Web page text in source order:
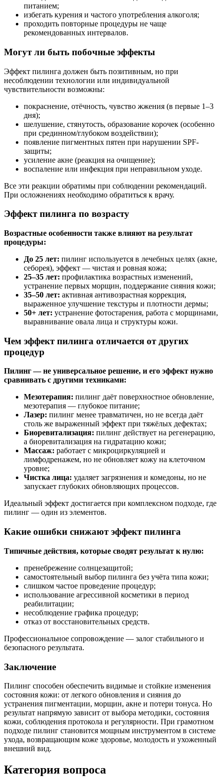
питанием;
избегать курения и частого употребления алкоголя;
проходить повторные процедуры не чаще
рекомендованных интервалов.
Могут ли быть побочные эффекты
Эффект пилинга должен быть позитивным, но при
несоблюдении технологии или индивидуальной
чувствительности возможны:
покраснение, отёчность, чувство жжения (в первые 1–3
дня);
шелушение, стянутость, образование корочек (особенно
при срединном/глубоком воздействии);
появление пигментных пятен при нарушении SPF-
защиты;
усиление акне (реакция на очищение);
воспаление или инфекция при неправильном уходе.
Все эти реакции обратимы при соблюдении рекомендаций.
При осложнениях необходимо обратиться к врачу.
Эффект пилинга по возрасту
Возрастные особенности также влияют на результат
процедуры:
До 25 лет: пилинг используется в лечебных целях (акне,
себорея), эффект — чистая и ровная кожа;
25–35 лет: профилактика возрастных изменений,
устранение первых морщин, поддержание сияния кожи;
35–50 лет: активная антивозрастная коррекция,
выраженное улучшение текстуры и плотности дермы;
50+ лет: устранение фотостарения, работа с морщинами,
выравнивание овала лица и структуры кожи.
Чем эффект пилинга отличается от других
процедур
Пилинг — не универсальное решение, и его эффект нужно
сравнивать с другими техниками:
Мезотерапия: пилинг даёт поверхностное обновление,
мезотерапия — глубокое питание;
Лазер: пилинг менее травматичен, но не всегда даёт
столь же выраженный эффект при тяжёлых дефектах;
Биоревитализация: пилинг действует на регенерацию,
а биоревитализация на гидратацию кожи;
Массаж: работает с микроциркуляцией и
лимфодренажем, но не обновляет кожу на клеточном
уровне;
Чистка лица: удаляет загрязнения и комедоны, но не
запускает глубоких обновляющих процессов.
Идеальный эффект достигается при комплексном подходе, где
пилинг — один из элементов.
Какие ошибки снижают эффект пилинга
Типичные действия, которые сводят результат к нулю:
пренебрежение солнцезащитой;
самостоятельный выбор пилинга без учёта типа кожи;
слишком частое проведение процедур;
использование агрессивной косметики в период
реабилитации;
несоблюдение графика процедур;
отказ от восстановительных средств.
Профессиональное сопровождение — залог стабильного и
безопасного результата.
Заключение
Пилинг способен обеспечить видимые и стойкие изменения
состояния кожи: от легкого обновления и сияния до
устранения пигментации, морщин, акне и потери тонуса. Но
результат напрямую зависит от выбора методики, состояния
кожи, соблюдения протокола и регулярности. При грамотном
подходе пилинг становится мощным инструментом в системе
ухода, возвращающим коже здоровье, молодость и ухоженный
внешний вид.
Категория вопроса